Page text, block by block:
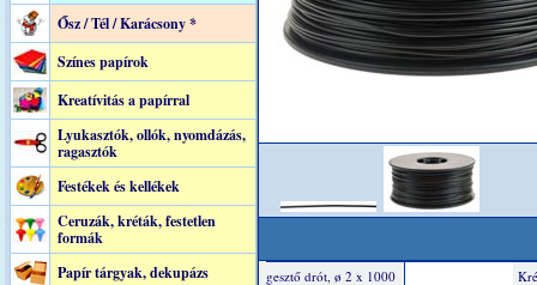
Ősz / Tél / Karácsony *
Színes papírok
Kreatívitás a papírral
Lyukasztók, ollók, nyomdázás,
ragasztók
Festékek és kellékek
Ceruzák, kréták, festetlen
formák
Papír tárgyak, dekupázs